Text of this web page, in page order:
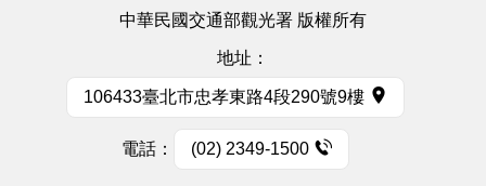
中華民國交通部觀光署 版權所有
地址：
106433臺北市忠孝東路4段290號9樓
電話： (02) 2349-1500